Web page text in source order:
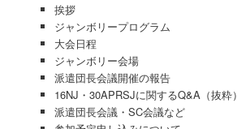
挨拶
ジャンボリープログラム
大会日程
ジャンボリー会場
派遣団長会議開催の報告
16NJ・30APRSJに関するQ&A（抜粋）
派遣団長会議・SC会議など